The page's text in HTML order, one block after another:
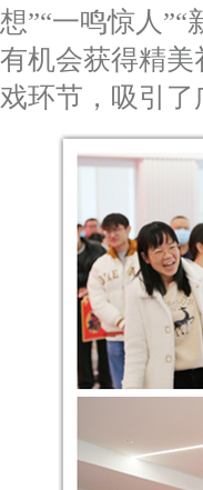
想”“一鸣惊人
有机会获得精
戏环节，吸引